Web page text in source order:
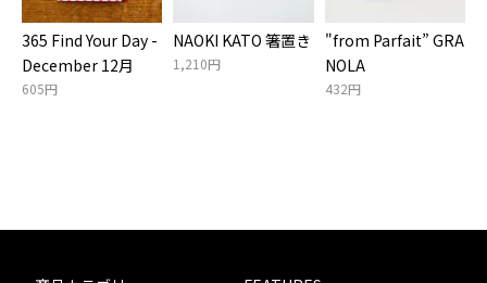
365 Find Your Day -
December 12月
605円
NAOKI KATO 箸置き
1,210円
"from Parfait” GRA
NOLA
432円